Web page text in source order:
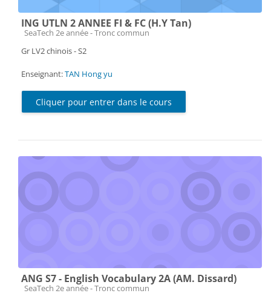
ING UTLN 2 ANNEE FI & FC (H.Y Tan)
Catégorie de cours
SeaTech 2e année - Tronc commun
Gr LV2 chinois - S2
Enseignant:TAN Hong yu
Cliquer pour entrer dans le cours
ANG S7 - English Vocabulary 2A (AM. Dissard)
Catégorie de cours
SeaTech 2e année - Tronc commun